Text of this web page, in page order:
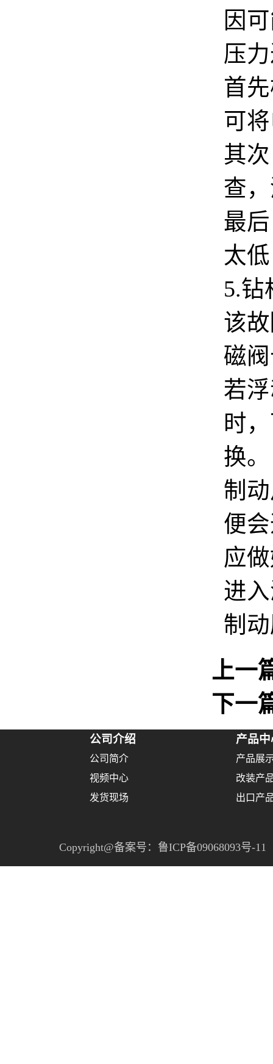
因
压
首
可
其
查
最
太
5.钻
该
磁阀
若
时
换。
制
便
应
进
制
上一
下一
公司介绍
公司简介
视频中心
发货现场
产品中
产品展
改装产
出口产
Copyright@备案号： 鲁ICP备09068093号-11